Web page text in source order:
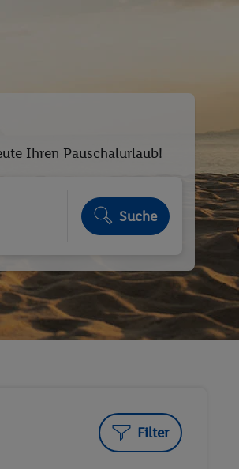
Ihren Pauschalurlaub!
Suche
Filter